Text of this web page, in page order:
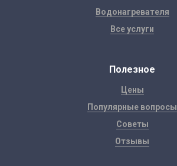
Водонагревателя
Все услуги
Полезное
Цены
Популярные вопросы
Советы
Отзывы